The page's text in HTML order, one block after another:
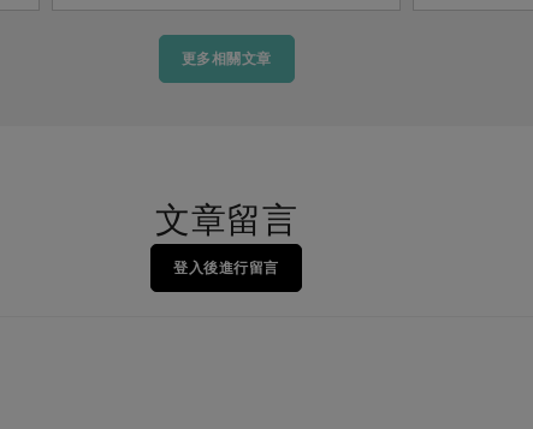
更多相關文章
文章留言
登入後進行留言